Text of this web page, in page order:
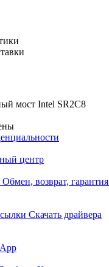
мост Intel SR2C8
центр
Обмен, возврат, гарантия
Скачать драйвера